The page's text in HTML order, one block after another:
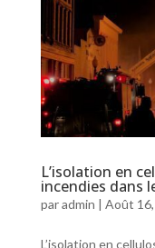
L’isolation en
incendies dans
paradmin | Août
L’isolation en